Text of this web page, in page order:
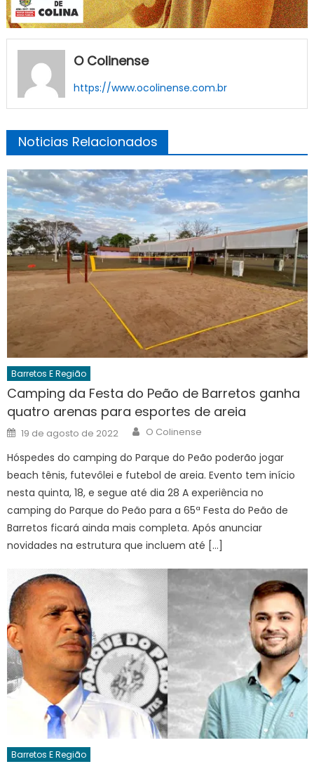
O Colinense
https://www.ocolinense.com.br
Noticias Relacionados
Barretos E Região
Camping da Festa do Peão de Barretos ganha
quatro arenas para esportes de areia
Posted
on
19 de agosto de 2022 Author
O Colinense
Hóspedes do camping do Parque do Peão poderão jogar
beach tênis, futevôlei e futebol de areia. Evento tem início
nesta quinta, 18, e segue até dia 28 A experiência no
camping do Parque do Peão para a 65ª Festa do Peão de
Barretos ficará ainda mais completa. Após anunciar
novidades na estrutura que incluem até […]
Barretos E Região